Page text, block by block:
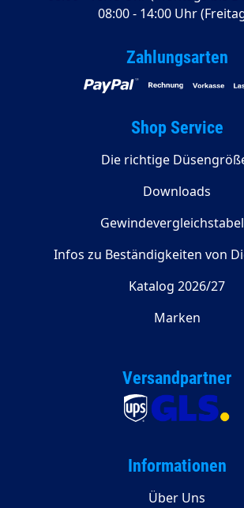
08:00 - 14:00 Uhr
Zahlungsarten
Shop Service
Die richtige
Downloads
Infos zu Beständigkeiten von
Katalog 2026/27
Marken
Versandpartner
Informationen
Über Uns